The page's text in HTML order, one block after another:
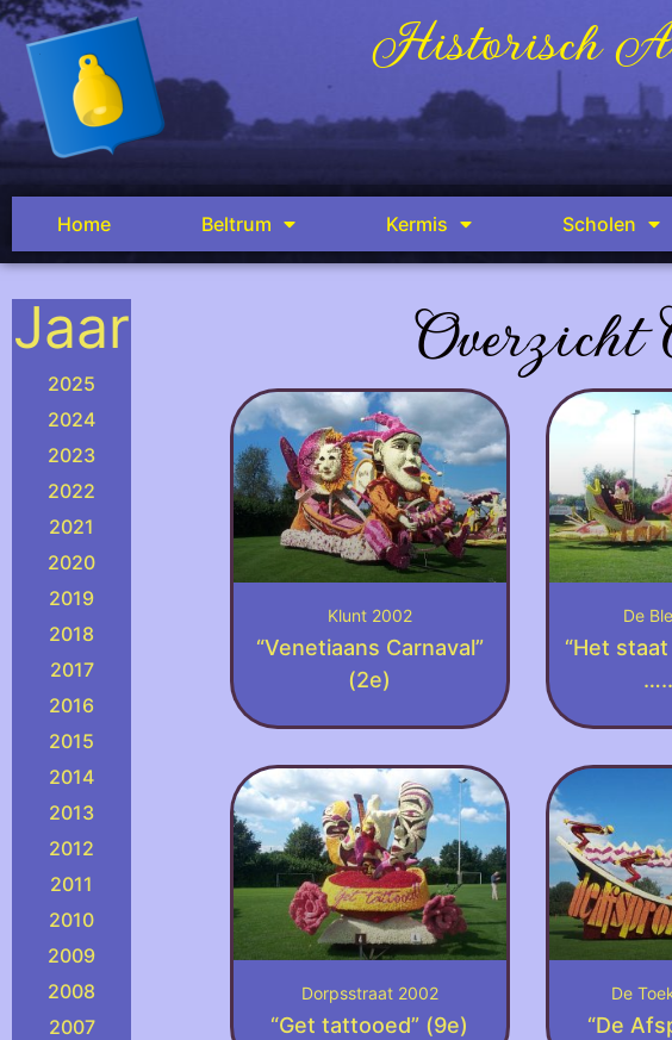
Historisch
Home Beltrum Kermis Scholen
Jaar
2025
2024
2023
2022
2021
2020
2019
2018
2017
2016
2015
2014
2013
2012
2011
2010
2009
2008
2007
Klunt 2002
“Venetiaans Carnaval”
(2e)
De
“Het
Dorpsstraat 2002
“Get tattooed” (9e)
De
“De